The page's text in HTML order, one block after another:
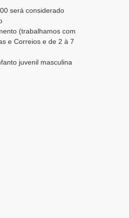
será considerado
(trabalhamos com
e Correios e de 2 à 7
juvenil masculina